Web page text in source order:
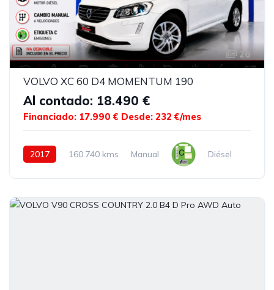
26
VOLVO XC 60 D4 MOMENTUM 190
Al contado: 18.490 €
Financiado: 17.990 € Desde: 232 €/mes
2017 160.740 kms Manual Diésel